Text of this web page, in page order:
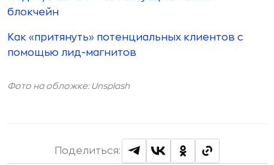
блокчейн
Как «притянуть» потенциальных клиентов с
помощью лид-магнитов
Фото на обложке: Unsplash
Поделиться: